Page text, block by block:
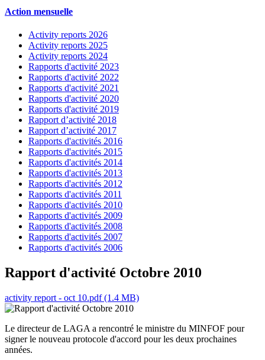
Action mensuelle
Activity reports 2026
Activity reports 2025
Activity reports 2024
Rapports d'activité 2023
Rapports d'activité 2022
Rapports d'activité 2021
Rapports d'activité 2020
Rapports d'activité 2019
Rapport d’activité 2018
Rapport d’activité 2017
Rapports d'activités 2016
Rapports d'activités 2015
Rapports d'activités 2014
Rapports d'activités 2013
Rapports d'activités 2012
Rapports d'activités 2011
Rapports d'activités 2010
Rapports d'activités 2009
Rapports d'activités 2008
Rapports d'activités 2007
Rapports d'activités 2006
Rapport d'activité Octobre 2010
activity report - oct 10.pdf (1.4 MB)
Le directeur de LAGA a rencontré le ministre du MINFOF pour
signer le nouveau protocole d'accord pour les deux prochaines
années.